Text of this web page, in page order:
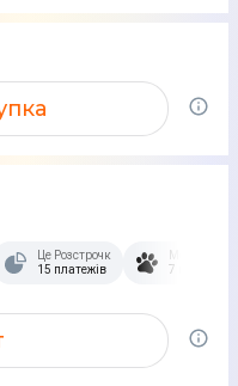
Це Розстрочка
15 платежів
7 платежів